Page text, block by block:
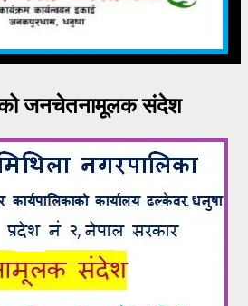
जनचेतनामूलक संदेश